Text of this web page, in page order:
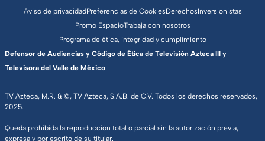
TV Azteca, M.R. & ©, TV Azteca, S.A.B. de C.V. Todos los derechos reservados,
2025.
Queda prohibida la reproducción total o parcial sin la autorización previa,
expresa y por escrito de su titular.
Aviso de privacidadPreferencias de CookiesDerechosInversionistas
Promo EspacioTrabaja con nosotros
Programa de ética, integridad y cumplimiento
Defensor de Audiencias y Código de Ética de Televisión Azteca III y
Televisora del Valle de México